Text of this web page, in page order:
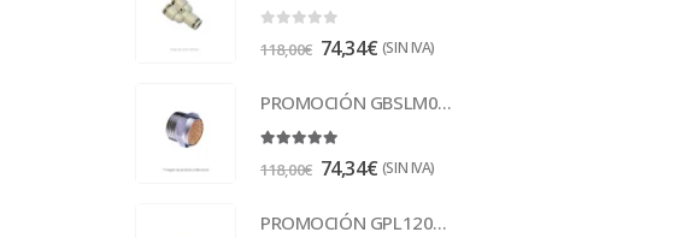
118,00€ 74,34€ (SIN IVA)
PROMOCIÓN GBSLM04 Escape 1/2
118,00€ 74,34€ (SIN IVA)
PROMOCIÓN GPL1201 Racor